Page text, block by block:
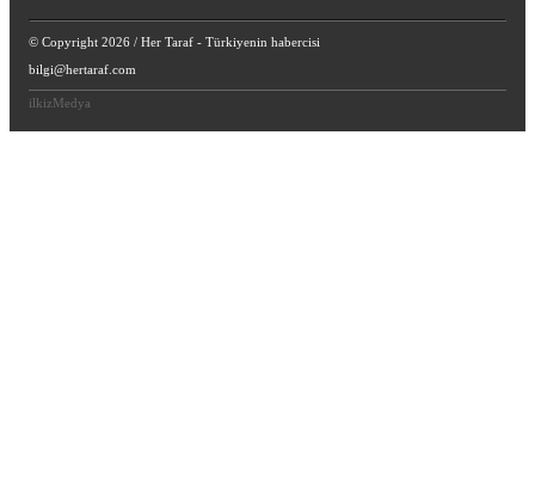
© Copyright 2026 / Her Taraf - Türkiyenin habercisi
bilgi@hertaraf.com
ilkizMedya